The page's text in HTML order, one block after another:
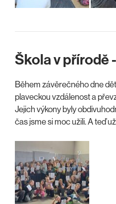
Škola v přírodě
Během závěrečného dne
plaveckou vzdálenost a
Jejich výkony byly
čas jsme si moc užili. A teď